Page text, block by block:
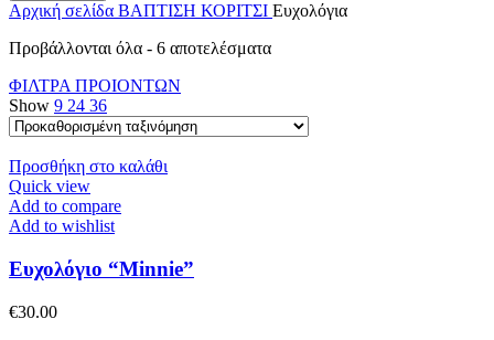
Αρχική σελίδα ΒΑΠΤΙΣΗ ΚΟΡΙΤΣΙ Ευχολόγια
Προβάλλονται όλα - 6 αποτελέσματα
ΦΙΛΤΡΑ ΠΡΟΙΟΝΤΩΝ
Show 9 24 36
Προσθήκη στο καλάθι
Quick view
Add to compare
Add to wishlist
Ευχολόγιο “Minnie”
€30.00